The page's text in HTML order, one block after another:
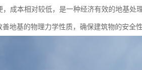
成本相对较低，是一种经济有效的地基处理
地基的物理力学性质，确保建筑物的安全性